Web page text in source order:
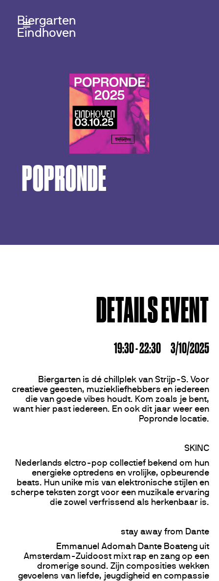
Biergarten
Eindhoven
POPRONDE
DETAILS EVENT
19:30 - 22:30 3/10/2025
Biergarten is dé chillplek van Strijp-S. Voor
creatieve geesten, muziekliefhebbers en iedereen
die van goede vibes houdt. Kom zoals je bent,
want hier past iedereen. En ook dit jaar weer een
Popronde locatie.
SKINC
Nederlands elctro-pop collectief bekend om hun
energieke optredens en vrolijke, opbeurende
beats. Hun unike mis van elektronische stijlen en
scherpe teksten zorgt voor een muzikale ervaring
die zowel verfrissend als herkenbaar is.
stay away from Dante
Emmanuel Adomah Dante Boateng uit
Amsterdam-Zuidoost mixt rap en zang op een
dromerige sound. Zijn composities wekken
gevoelens van liefde, jeugdigheid en compassie